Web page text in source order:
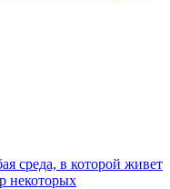
среда, в которой живет
некоторых